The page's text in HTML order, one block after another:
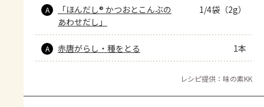
A
「ほんだし® かつおとこんぶの
あわせだし」
1/4袋（2g）
A 赤唐がらし・種をとる 1本
レシピ提供：味の素KK